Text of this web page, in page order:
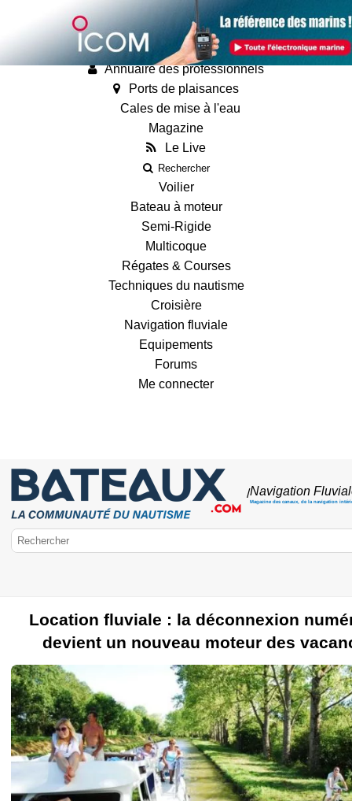
Annonces
Guides
Fiches techniques des bateaux
Annuaire des professionnels
Ports de plaisances
Cales de mise à l'eau
Magazine
Le Live
Rechercher
Voilier
Bateau à moteur
Semi-Rigide
Multicoque
Régates & Courses
Techniques du nautisme
Croisière
Navigation fluviale
Equipements
Forums
Me connecter
/Navigation
Magazine des canaux, de la navigation
Bateaux.com
fluviale
Location fluviale : la déconnexion
devient un nouveau moteur des